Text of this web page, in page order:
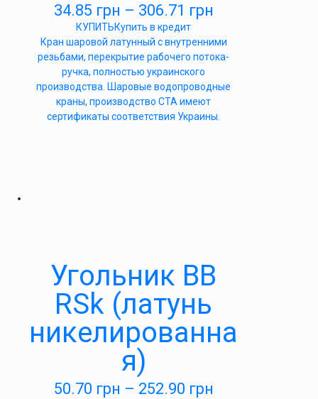
34.85 грн – 306.71 грн
КУПИТЬКупить в кредит
Кран шаровой латунный с внутренними
резьбами, перекрытие рабочего потока-
ручка, полностью украинского
производства. Шаровые водопроводные
краны, производство СТА имеют
сертификаты соответствия Украины.
Угольник ВВ
RSk (латунь
никелированна
я)
50.70 грн – 252.90 грн